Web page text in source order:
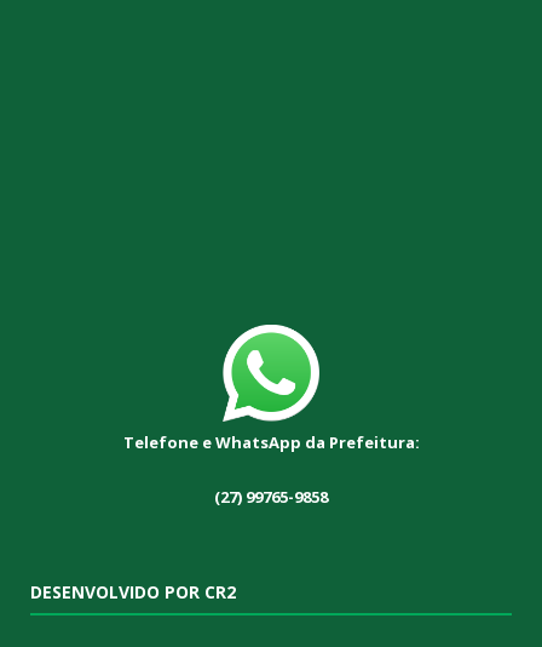
Telefone e WhatsApp da Prefeitura:
(27) 99765-9858
DESENVOLVIDO POR CR2